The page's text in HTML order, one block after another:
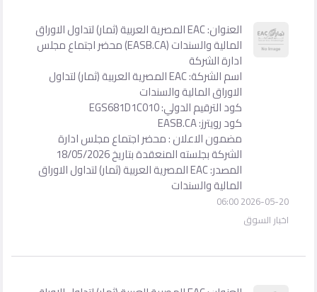
العنوان: EAC المصرية العربية (ثمار) لتداول الاوراق
المالية والسندات (EASB.CA) محضر اجتماع مجلس
ادارة الشركة
اسم الشركة: EAC المصرية العربية (ثمار) لتداول
الاوراق المالية والسندات
كود الترقيم الدولي: EGS681D1C010
كود رويترز: EASB.CA
مضمون الاعلان : محضر اجتماع مجلس ادارة
الشركة بجلسته المنعقدة بتاريخ 18/05/2026
المصدر: EAC المصرية العربية (ثمار) لتداول الاوراق
المالية والسندات
2026-05-20 06:00
اخبار السوق